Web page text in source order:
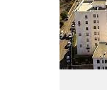
NEWS
TG CUB